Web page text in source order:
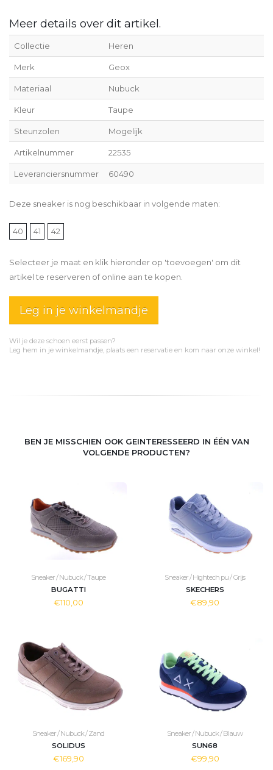
Meer details over dit artikel.
Collectie Heren
Merk Geox
Materiaal Nubuck
Kleur Taupe
Steunzolen Mogelijk
Artikelnummer 22535
Leveranciersnummer 60490
Deze sneaker is nog beschikbaar in volgende maten:
40 41 42
Selecteer je maat en klik hieronder op 'toevoegen' om dit
artikel te reserveren of online aan te kopen.
Leg in je winkelmandje
Wil je deze schoen eerst passen?
Leg hem in je winkelmandje, plaats een reservatie en kom naar onze winkel!
BEN JE MISSCHIEN OOK GEINTERESSEERD IN ÉÉN VAN
VOLGENDE PRODUCTEN?
Sneaker / Nubuck / Taupe
BUGATTI
€110,00
Sneaker / Hightech pu / Grijs
SKECHERS
€89,90
Sneaker / Nubuck / Zand
SOLIDUS
€169,90
Sneaker / Nubuck / Blauw
SUN68
€99,90